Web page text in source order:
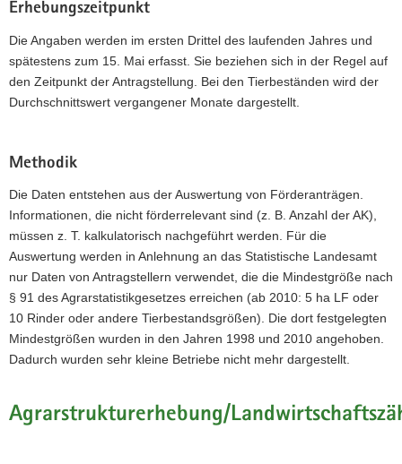
Erhebungszeitpunkt
Die Angaben werden im ersten Drittel des laufenden Jahres und
spätestens zum 15. Mai erfasst. Sie beziehen sich in der Regel auf
den Zeitpunkt der Antragstellung. Bei den Tierbeständen wird der
Durchschnittswert vergangener Monate dargestellt.
Methodik
Die Daten entstehen aus der Auswertung von Förderanträgen.
Informationen, die nicht förderrelevant sind (z. B. Anzahl der AK),
müssen z. T. kalkulatorisch nachgeführt werden. Für die
Auswertung werden in Anlehnung an das Statistische Landesamt
nur Daten von Antragstellern verwendet, die die Mindestgröße nach
§ 91 des Agrarstatistikgesetzes erreichen (ab 2010: 5 ha LF oder
10 Rinder oder andere Tierbestandsgrößen). Die dort festgelegten
Mindestgrößen wurden in den Jahren 1998 und 2010 angehoben.
Dadurch wurden sehr kleine Betriebe nicht mehr dargestellt.
Agrarstrukturerhebung/